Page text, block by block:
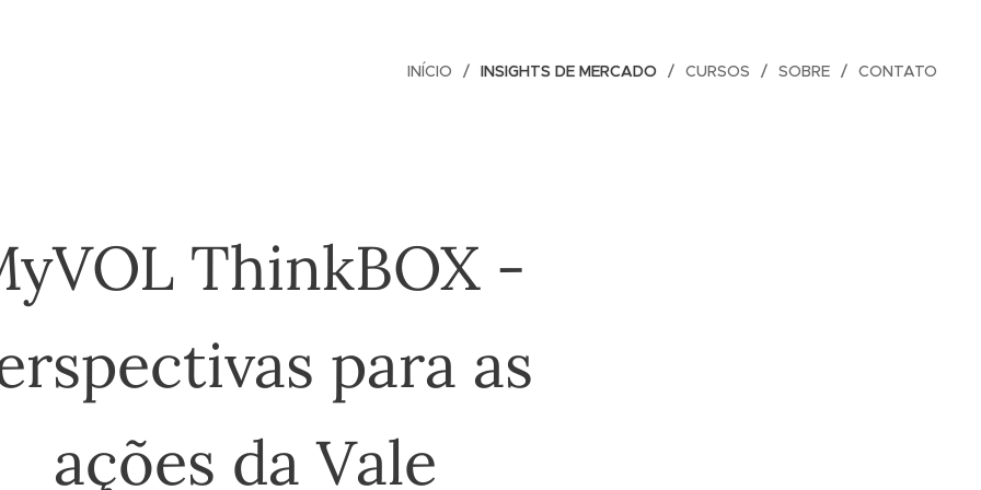
INÍCIO INSIGHTS DE MERCADO CURSOS SOBRE CONTATO
ThinkBOX -
para as
ações da Vale